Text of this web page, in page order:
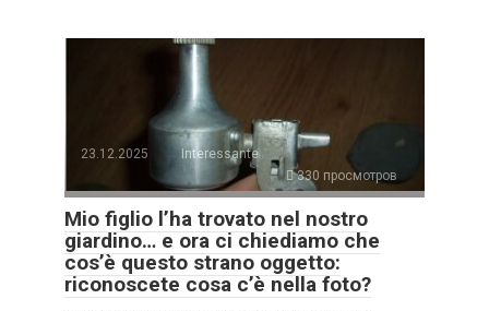
23.12.2025
Interessante
330 просмотров
Mio figlio l’ha trovato nel nostro
giardino… e ora ci chiediamo che
cos’è questo strano oggetto:
riconoscete cosa c’è nella foto?